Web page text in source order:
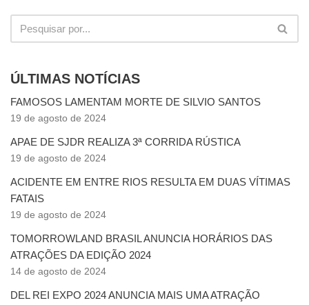
ÚLTIMAS NOTÍCIAS
FAMOSOS LAMENTAM MORTE DE SILVIO SANTOS
19 de agosto de 2024
APAE DE SJDR REALIZA 3ª CORRIDA RÚSTICA
19 de agosto de 2024
ACIDENTE EM ENTRE RIOS RESULTA EM DUAS VÍTIMAS
FATAIS
19 de agosto de 2024
TOMORROWLAND BRASIL ANUNCIA HORÁRIOS DAS
ATRAÇÕES DA EDIÇÃO 2024
14 de agosto de 2024
DEL REI EXPO 2024 ANUNCIA MAIS UMA ATRAÇÃO